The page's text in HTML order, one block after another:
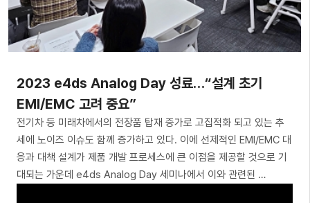
2023 e4ds Analog Day 성료…“설계 초기
EMI/EMC 고려 중요”
전기차 등 미래차에서의 전장품 탑재 증가로 고집적화 되고 있는 추
세에 노이즈 이슈도 함께 증가하고 있다. 이에 선제적인 EMI/EMC 대
응과 대책 설계가 제품 개발 프로세스에 큰 이점을 제공할 것으로 기
대되는 가운데 e4ds Analog Day 세미나에서 이와 관련된 …